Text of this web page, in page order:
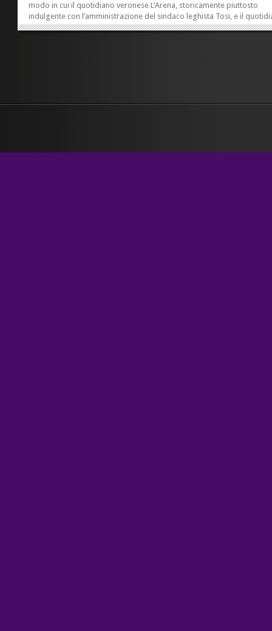
modo in cui il quotidiano veronese L’Arena, storicamente piuttosto
indulgente con l’amministrazione del sindaco leghista Tosi, e il
padovano Finegil (gruppo Repubblica-l’Espresso) il Mattino di Padova